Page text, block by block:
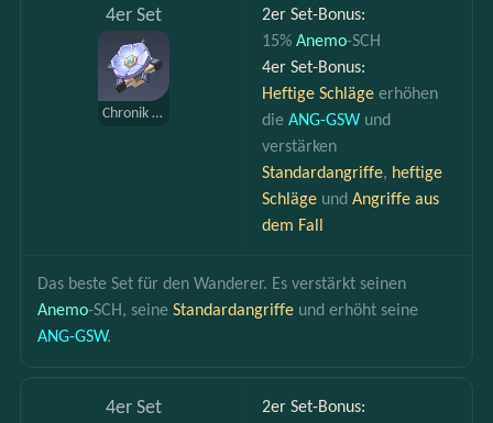
4er Set
Chronik des Wüstenpavillons
2er Set-Bonus:
15% Anemo-SCH
4er Set-Bonus:
Heftige Schläge erhöhen
die ANG-GSW und
verstärken
Standardangriffe, heftige
Schläge und Angriffe aus
dem Fall
Das beste Set für den Wanderer. Es verstärkt seinen
Anemo-SCH, seine Standardangriffe und erhöht seine
ANG-GSW.
4er Set
2er Set-Bonus: